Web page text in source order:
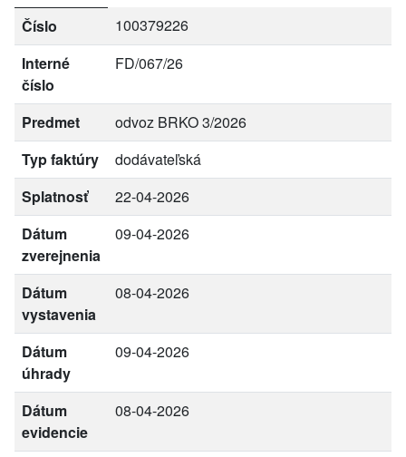
Číslo
100379226
Interné
číslo
FD/067/26
Predmet
odvoz BRKO 3/2026
Typ faktúry
dodávateľská
Splatnosť
22-04-2026
Dátum
zverejnenia
09-04-2026
Dátum
vystavenia
08-04-2026
Dátum
úhrady
09-04-2026
Dátum
evidencie
08-04-2026